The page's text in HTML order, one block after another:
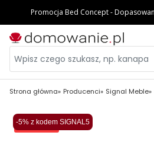
Strona główna Producenci Signal Meble
-5% z kodem SIGNAL5
Wysyłka 48H